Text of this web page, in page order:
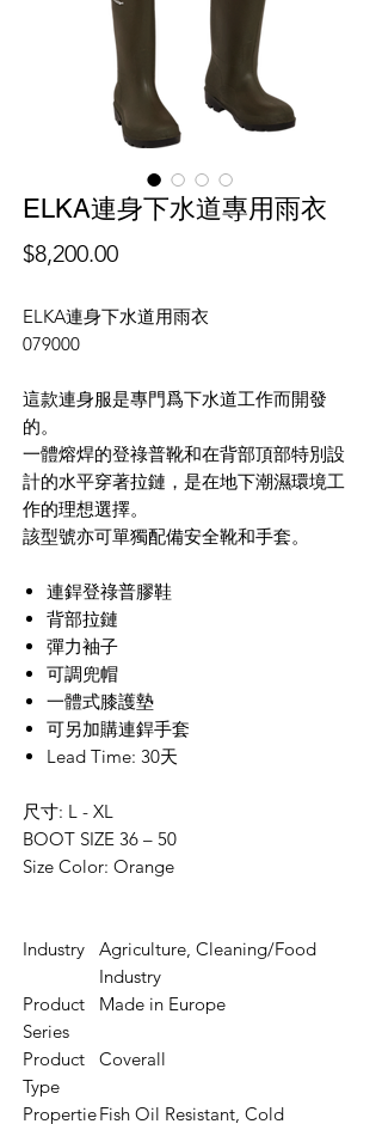
ELKA連身下水道專用雨衣
$8,200.00價
ELKA連身下水道用雨衣
079000
這款連身服是專門爲下水道工作而開發
的。
一體熔焊的登祿普靴和在背部頂部特別設
計的水平穿著拉鏈，是在地下潮濕環境工
作的理想選擇。
該型號亦可單獨配備安全靴和手套。
連銲登祿普膠鞋
背部拉鏈
彈力袖子
可調兜帽
一體式膝護墊
可另加購連銲手套
Lead Time: 30天
尺寸: L - XL
BOOT SIZE 36 – 50
Size Color: Orange
Industry
Agriculture, Cleaning/Food
Industry
Product
Series
Made in Europe
Product
Type
Coverall
PropertieFish Oil Resistant, Cold